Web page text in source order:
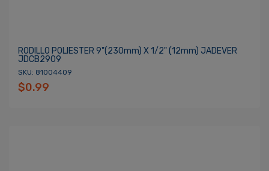
RODILLO POLIESTER 9"(230mm) X 1/2" (12mm) JADEVER
JDCB2909
SKU: 81004409
$0.99